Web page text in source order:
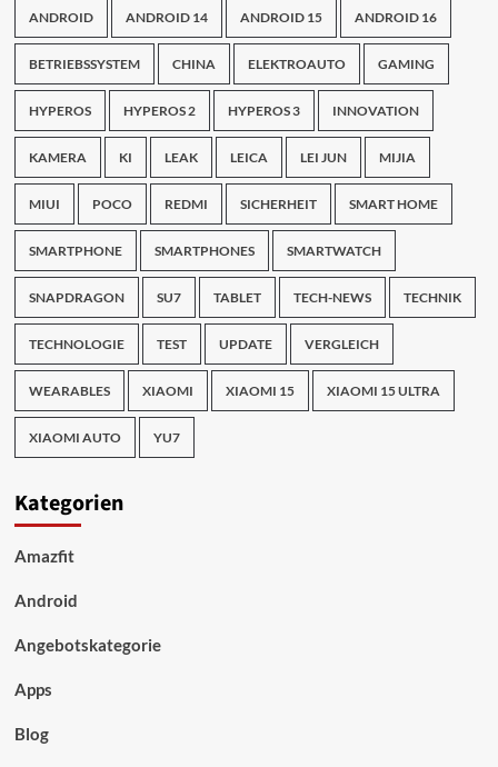
S:
Heizlösung
für
Ihr
Zuhause
ANDROID ANDROID 14 ANDROID 15 ANDROID 16
BETRIEBSSYSTEM CHINA ELEKTROAUTO GAMING
HYPEROS HYPEROS 2 HYPEROS 3 INNOVATION
KAMERA KI LEAK LEICA LEI JUN MIJIA
MIUI POCO REDMI SICHERHEIT SMART HOME
SMARTPHONE SMARTPHONES SMARTWATCH
SNAPDRAGON SU7 TABLET TECH-NEWS TECHNIK
TECHNOLOGIE TEST UPDATE VERGLEICH
WEARABLES XIAOMI XIAOMI 15 XIAOMI 15 ULTRA
XIAOMI AUTO YU7
Kategorien
Amazfit
Android
Angebotskategorie
Apps
Blog